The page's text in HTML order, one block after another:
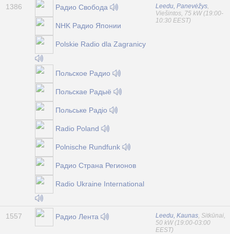
1386 Радио Свобода
NHK Радио Японии
Polskie Radio dla Zagranicy
Польское Радио
Польскае Радыё
Польське Радіо
Radio Poland
Polnische Rundfunk
Радио Страна Регионов
Radio Ukraine International
Leedu, Panevėžys,
Viešintos, 75 kW (19:00-
10:30 EEST)
1557 Радио Лента Leedu, Kaunas, Sitkūnai,
50 kW (19:00-03:00
EEST)